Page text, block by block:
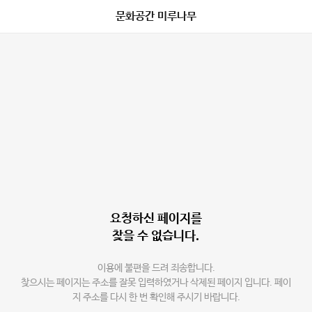
문화공간 미루나무
요청하신 페이지를
찾을 수 없습니다.
이용에 불편을 드려 죄송합니다.
찾으시는 페이지는 주소를 잘못 입력하였거나 삭제된 페이지 입니다. 페이
지 주소를 다시 한 번 확인해 주시기 바랍니다.